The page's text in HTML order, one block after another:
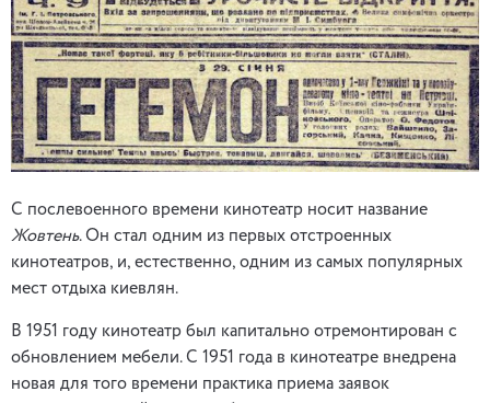
С послевоенного времени кинотеатр носит название
Жовтень. Он стал одним из первых отстроенных
кинотеатров, и, естественно, одним из самых популярных
мест отдыха киевлян.
В 1951 году кинотеатр был капитально отремонтирован с
обновлением мебели. С 1951 года в кинотеатре внедрена
новая для того времени практика приема заявок